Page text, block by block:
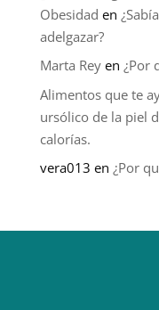
Obesidad en
adelgazar?
Marta Reyen ¿Por
Alimentos que te
ursólico de la piel
calorías.
vera013 en ¿Por